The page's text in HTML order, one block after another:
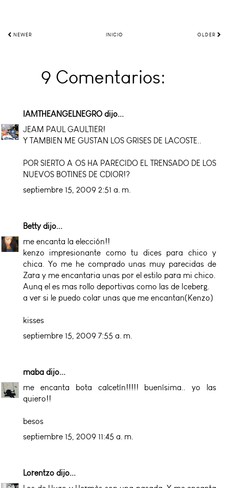
NEWER INICIO OLDER
9 Comentarios:
IAMTHEANGELNEGRO dijo...
JEAM PAUL GAULTIER!
Y TAMBIEN ME GUSTAN LOS GRISES DE LACOSTE..
POR SIERTO A OS HA PARECIDO EL TRENSADO DE LOS
NUEVOS BOTINES DE CDIOR!?
septiembre 15, 2009 2:51 a. m.
Bettydijo...
me encanta la elección!!
kenzo impresionante como tu dices para chico y
chica. Yo me he comprado unas muy parecidas de
Zara y me encantaria unas por el estilo para mi chico.
Aunq el es mas rollo deportivas como las de Iceberg.
a ver si le puedo colar unas que me encantan(Kenzo)
kisses
septiembre 15, 2009 7:55 a. m.
maba dijo...
me encanta bota calcetín!!!!! buenísima.. yo las
quiero!!
besos
septiembre 15, 2009 11:45 a. m.
Lorentzo dijo...